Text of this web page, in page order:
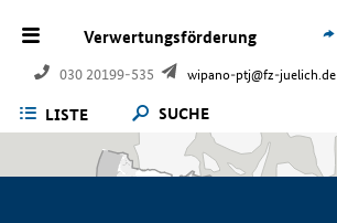
Verwertungsförderung
030 20199-535 wipano-ptj@fz-juelich.de
LISTE SUCHE